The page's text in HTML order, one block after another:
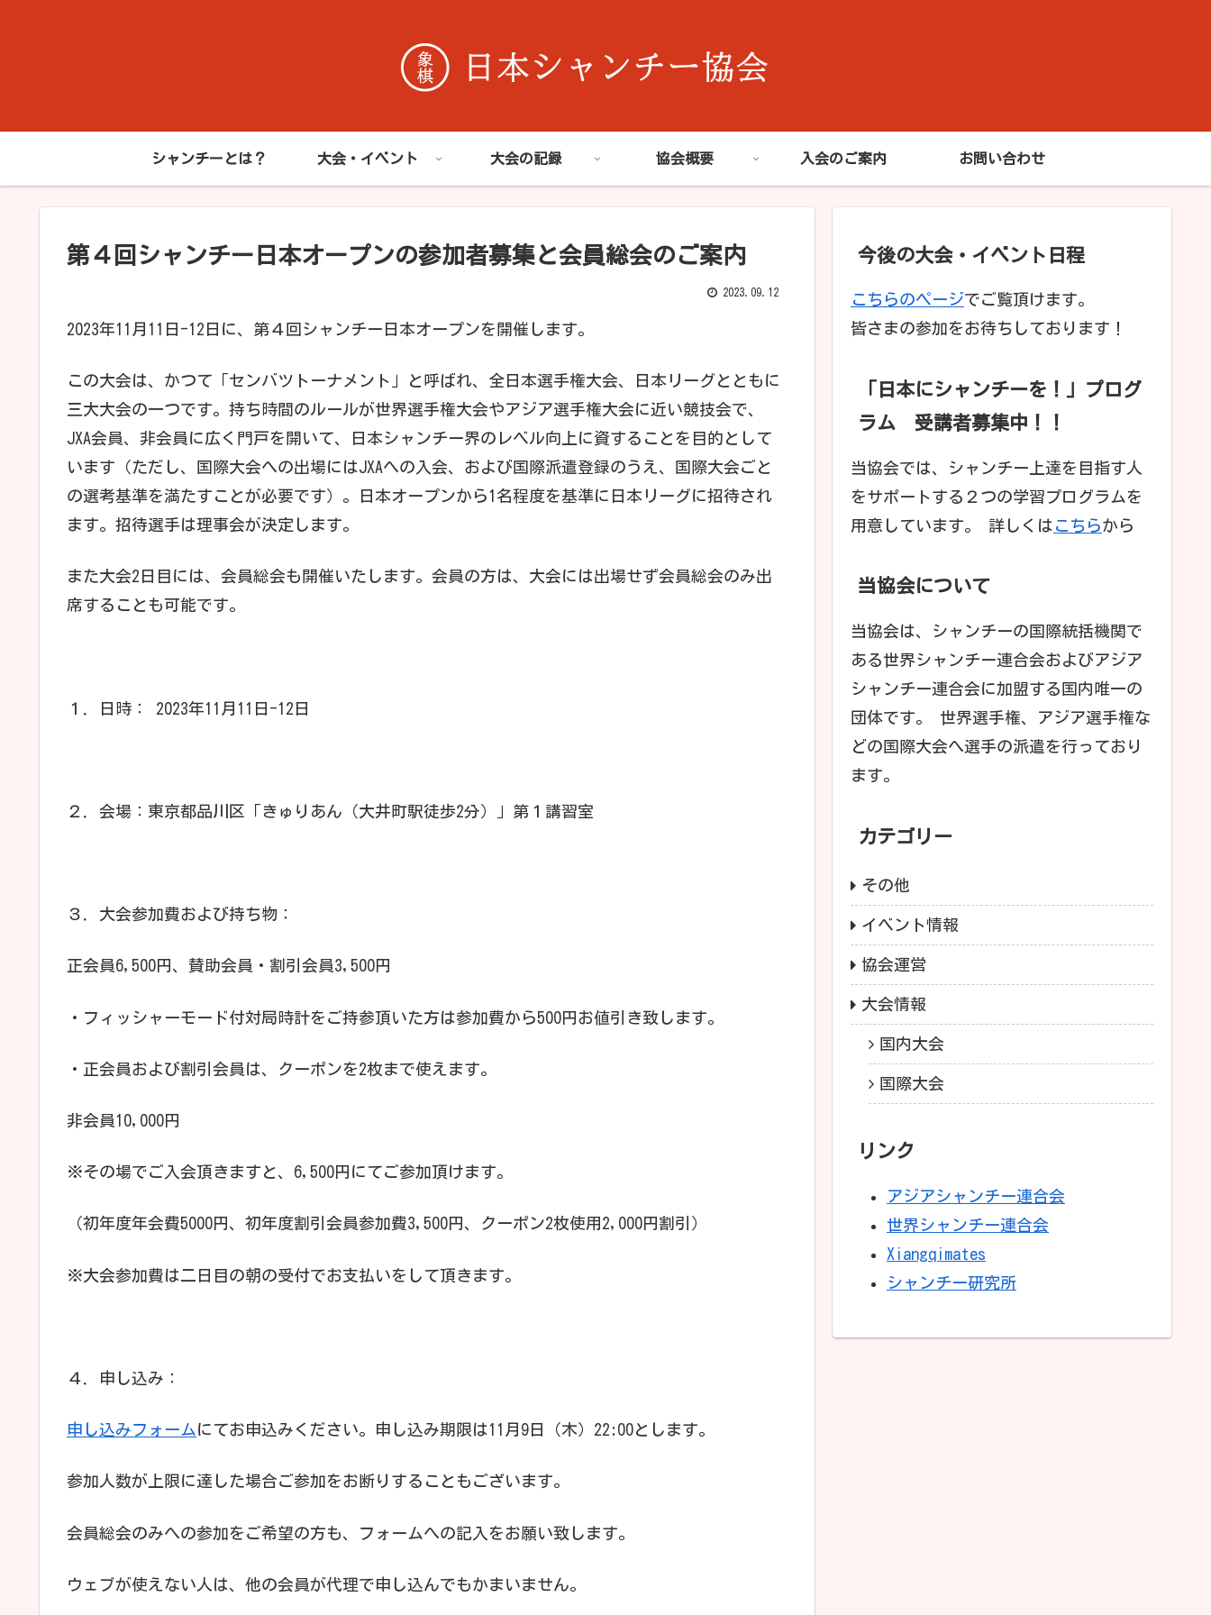
シャンチーとは？ 大会・イベント 大会の記録 協会概要 入会のご案内 お問い合わせ
第４回シャンチー日本オープンの参加者募集と会員総会のご案内
2023.09.12
2023年11月11日-12日に、第４回シャンチー日本オープンを開催します。
この大会は、かつて「センバツトーナメント」と呼ばれ、全日本選手権大会、日本リーグとともに
三大大会の一つです。持ち時間のルールが世界選手権大会やアジア選手権大会に近い競技会で、
JXA会員、非会員に広く門戸を開いて、日本シャンチー界のレベル向上に資することを目的として
います（ただし、国際大会への出場にはJXAへの入会、および国際派遣登録のうえ、国際大会ごと
の選考基準を満たすことが必要です）。日本オープンから1名程度を基準に日本リーグに招待され
ます。招待選手は理事会が決定します。
また大会2日目には、会員総会も開催いたします。会員の方は、大会には出場せず会員総会のみ出
席することも可能です。
１．日時： 2023年11月11日-12日
２．会場：東京都品川区「きゅりあん（大井町駅徒歩2分）」第１講習室
３．大会参加費および持ち物：
正会員6,500円、賛助会員・割引会員3,500円
・フィッシャーモード付対局時計をご持参頂いた方は参加費から500円お値引き致します。
・正会員および割引会員は、クーポンを2枚まで使えます。
非会員10,000円
※その場でご入会頂きますと、6,500円にてご参加頂けます。
（初年度年会費5000円、初年度割引会員参加費3,500円、クーポン2枚使用2,000円割引）
※大会参加費は二日目の朝の受付でお支払いをして頂きます。
４．申し込み：
申し込みフォーム にてお申込みください。申し込み期限は11月9日（木）22:00とします。
参加人数が上限に達した場合ご参加をお断りすることもございます。
会員総会のみへの参加をご希望の方も、フォームへの記入をお願い致します。
ウェブが使えない人は、他の会員が代理で申し込んでもかまいません。
今後の大会・イベント日程
こちらのページでご覧頂けます。
皆さまの参加をお待ちしております！
「日本にシャンチーを！」プログ
ラム 受講者募集中！！
当協会では、シャンチー上達を目指す人
をサポートする２つの学習プログラムを
用意しています。 詳しくは こちらから
当協会について
当協会は、シャンチーの国際統括機関で
ある世界シャンチー連合会およびアジア
シャンチー連合会に加盟する国内唯一の
団体です。 世界選手権、アジア選手権な
どの国際大会へ選手の派遣を行っており
ます。
カテゴリー
その他
イベント情報
協会運営
大会情報
国内大会
国際大会
リンク
アジアシャンチー連合会
世界シャンチー連合会
Xiangqimates
シャンチー研究所